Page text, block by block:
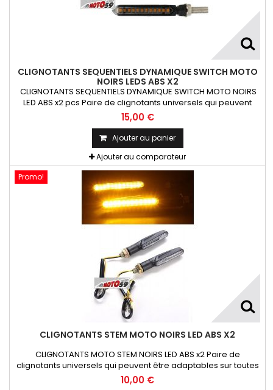
CLIGNOTANTS SEQUENTIELS DYNAMIQUE SWITCH MOTO
NOIRS LEDS ABS X2
CLIGNOTANTS SEQUENTIELS DYNAMIQUE SWITCH MOTO NOIRS
LED ABS x2 pcs Paire de clignotants universels qui peuvent
être adaptables sur toutes motos ou scooters
15,00 €
Ajouter au panier
Ajouter au comparateur
Promo!
CLIGNOTANTS STEM MOTO NOIRS LED ABS X2
CLIGNOTANTS MOTO STEM NOIRS LED ABS x2 Paire de
clignotants universels qui peuvent être adaptables sur toutes
motos ou scooters
10,00 €